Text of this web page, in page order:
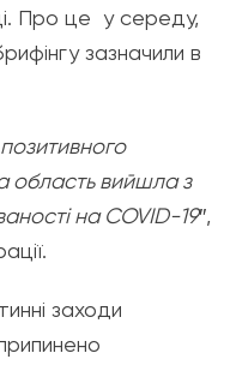
Про це у середу,
зазначили в
область вийшла з
на COVID-19″,
заходи